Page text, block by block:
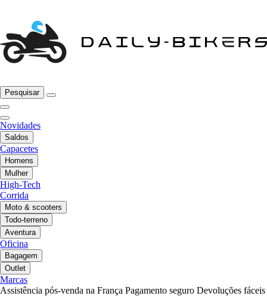
Pesquisar
Novidades
Saldos
Capacetes
Homens
Mulher
High-Tech
Corrida
Moto & scooters
Todo-terreno
Aventura
Oficina
Bagagem
Outlet
Marcas
Assistência pós-venda na França Pagamento seguro Devoluções fáceis